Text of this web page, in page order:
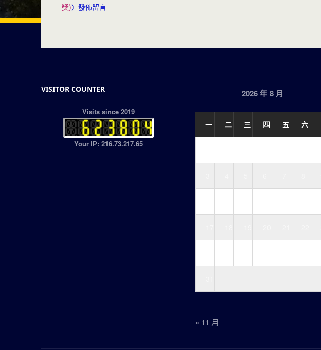
獎)〉發佈留言
VISITOR COUNTER
Visits since 2019
Your IP: 216.73.217.65
2026 年 8 月
一 二 三 四 五 六
« 11 月